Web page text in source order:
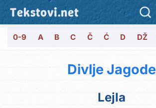
Tekstovi.net
0-9 A B C Č Ć D DŽ
Divlje Jagode
Lejla